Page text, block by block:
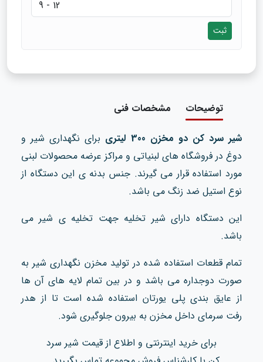
ثبت
توضیحات مشخصات فنی
شیر سرد کن دو مخزن 300 لیتری
برای نگهداری شیر و
دوغ در فروشگاه های لبنیاتی و مراکز عرضه محصولات لبنی
مورد استفاده قرار می گیرند. جنس بدنه ی این دستگاه از
نوع استیل ضد زنگ می باشد.
این دستگاه دارای شیر تخلیه جهت تخلیه ی شیر می
باشد.
تمام قطعات استفاده شده در تولید مخزن نگهداری شیر به
صورت دوجداره می باشد و در بین تمام لایه های آن ها
از عایق بندی پلی یورتان استفاده شده است تا از هدر
رفت سرمای داخل مخزن به بیرون جلوگیری شود.
برای خرید اینترنتی و اطلاع از قیمت شیر سرد